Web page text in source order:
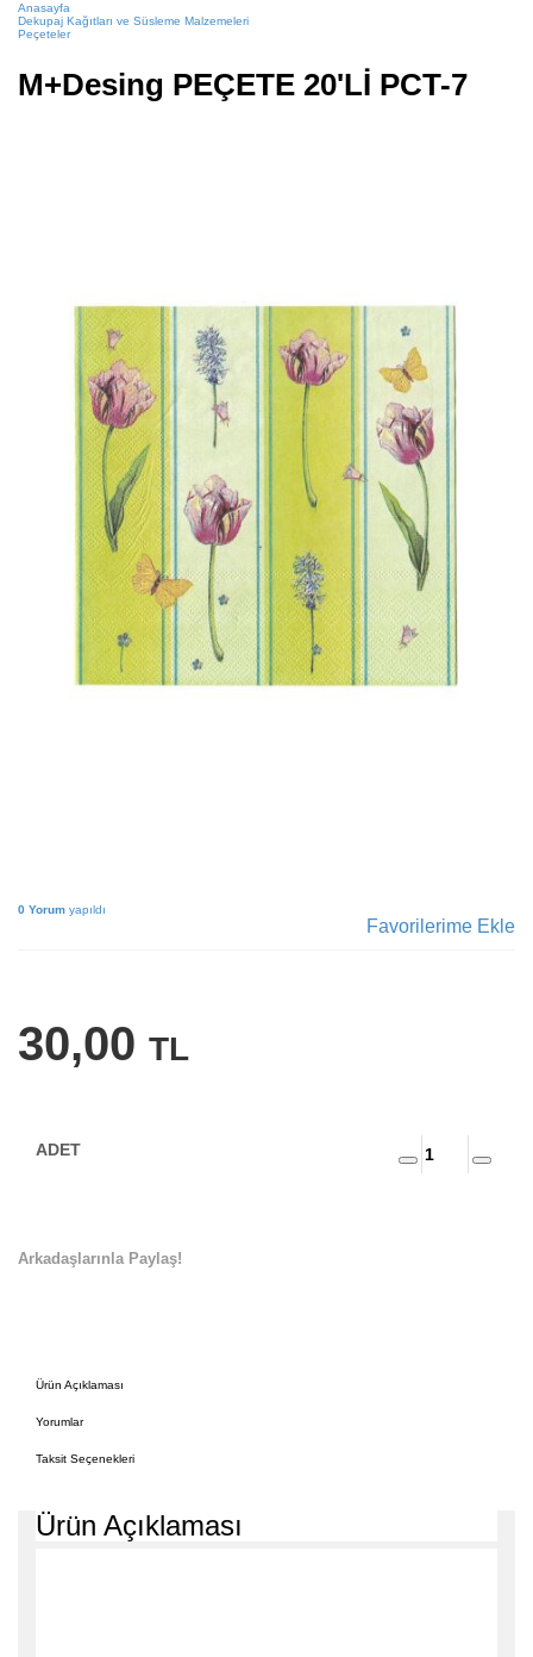
Anasayfa
Dekupaj Kağıtları ve Süsleme Malzemeleri
Peçeteler
M+Desing PEÇETE 20'Lİ PCT-7
0 Yorum yapıldı
Favorilerime Ekle
30,00 TL
Arkadaşlarınla Paylaş!
Ürün Açıklaması
Yorumlar
Taksit Seçenekleri
Ürün Açıklaması